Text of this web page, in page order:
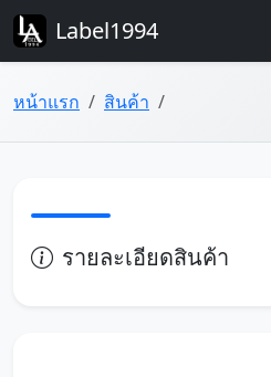
Label1994
หน้าแรก สินค้า
รายละเอียดสินค้า